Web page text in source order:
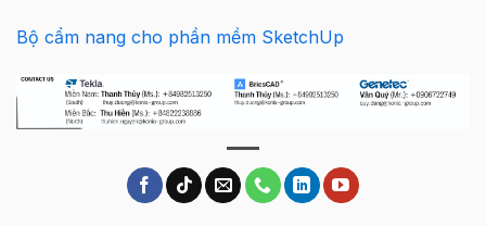
Bộ cẩm nang cho phần mềm SketchUp